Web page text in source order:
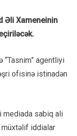
Əli Xameneinin
“Tasnim” agentliyi
ofisinə istinadən
mediada sabiq ali
müxtəlif iddialar